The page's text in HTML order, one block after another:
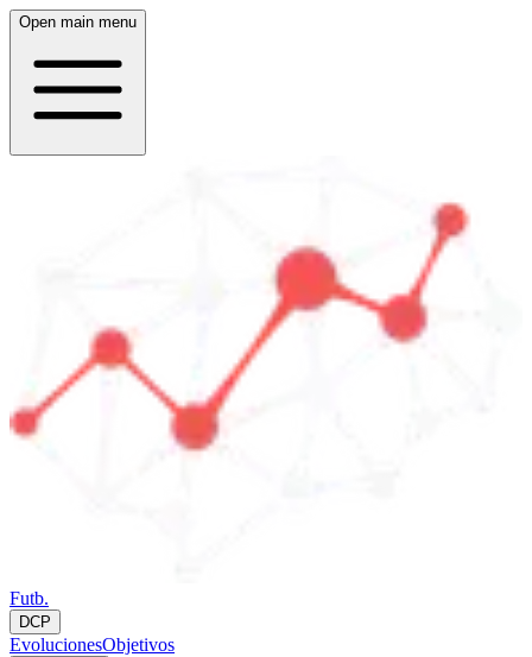
Open main menu
Futb.
DCP
EvolucionesObjetivos